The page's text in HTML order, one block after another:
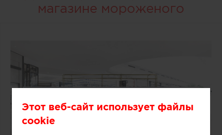
магазине мороженого
Этот веб-сайт использует файлы
cookie